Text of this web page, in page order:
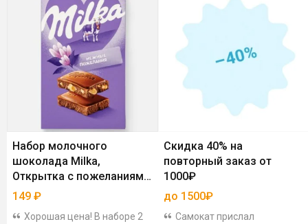
Набор молочного
шоколада Milka,
Открытка с пожеланиями,
160 г
149 ₽
Хорошая цена! В наборе 2
Скидка 40% на
повторный заказ от
1000₽
до 1500₽
Самокат прислал